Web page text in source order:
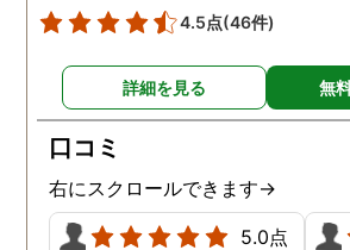
ケアもしてもらったり色々
とお世話になりました！
4.5点(46件)
詳細を見る 無
口コミ
右にスクロールできます→
5.0点